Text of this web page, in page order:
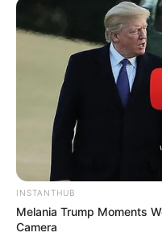
LIHAT
INSTANTHUB
Melania Trump Moments
Camera